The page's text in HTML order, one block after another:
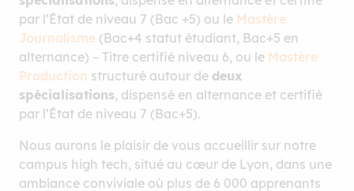
par l’État de niveau 7 (Bac +5) ou le Mastère
Journalisme (Bac+4 statut étudiant, Bac+5 en
alternance) – Titre certifié niveau 6, ou le Mastère
Production structuré autour de deux
spécialisations, dispensé en alternance et certifié
par l’État de niveau 7 (Bac+5).
Nous aurons le plaisir de vous accueillir sur notre
campus high tech, situé au cœur de Lyon, dans une
ambiance conviviale où plus de 6 000 apprenants